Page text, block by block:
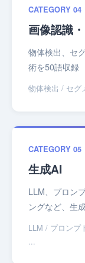
CATEGORY 04
画像認識
物体検出、セ
術を50語収録
物体検出 / セグ
CATEGORY 05
生成AI
LLM、プロン
ングなど、生
LLM / プロンプ
...